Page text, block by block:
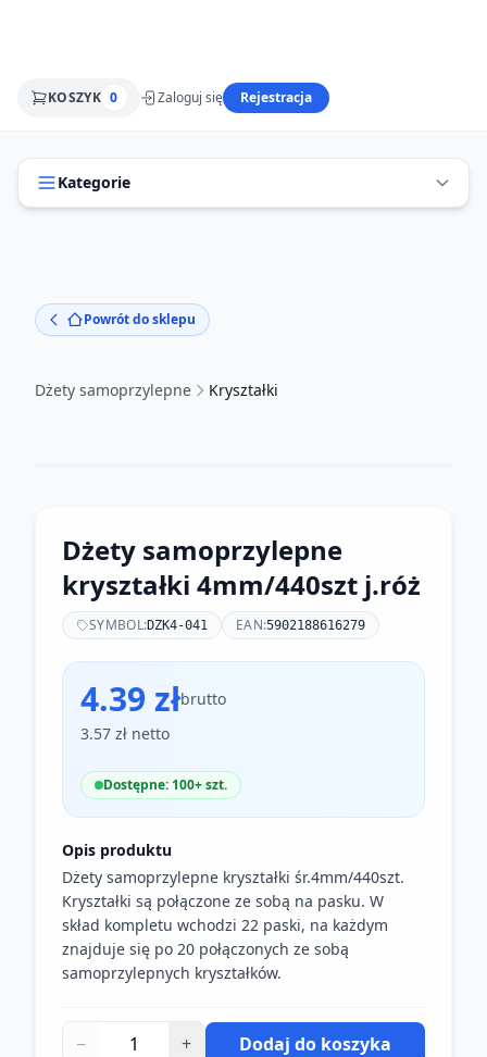
KOSZYK 0 Zaloguj się Rejestracja
Kategorie
Powrót do sklepu
Dżety samoprzylepne Kryształki
Dżety samoprzylepne
kryształki 4mm/440szt j.róż
SYMBOL:DZK4-041 EAN:5902188616279
4.39 złbrutto
3.57 zł netto
Dostępne: 100+ szt.
Opis produktu
Dżety samoprzylepne kryształki śr.4mm/440szt.
Kryształki są połączone ze sobą na pasku. W
skład kompletu wchodzi 22 paski, na każdym
znajduje się po 20 połączonych ze sobą
samoprzylepnych kryształków.
− + Dodaj do koszyka